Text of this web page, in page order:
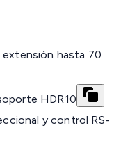
hasta 70
HDR10
y control RS-